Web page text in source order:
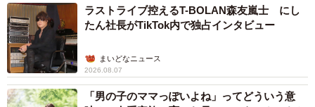
ラストライブ控えるT-BOLAN森友嵐士 にし
たん社長がTikTok内で独占インタビュー
まいどなニュース
2026.08.07
「男の子のママっぽいよね」ってどういう意